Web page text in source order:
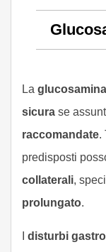
La
sicura se
raccomandate.
predisposti
collaterali,
prolungato.
disturbi